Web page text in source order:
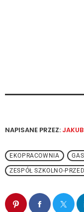
NAPISANE PRZEZ:
EKOPRACOWNIA
ZESPÓŁ SZKOLNO-